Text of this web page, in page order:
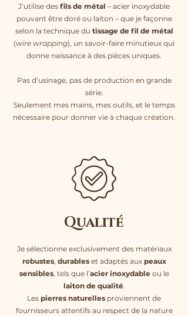
J’utilise des fils de métal – acier inoxydable
pouvant être doré ou laiton – que je façonne
selon la technique du tissage de fil de métal
(wire wrapping), un savoir-faire minutieux qui
donne naissance à des pièces uniques.
Pas d’usinage, pas de production en grande
série.
Seulement mes mains, mes outils, et le temps
nécessaire pour donner vie à chaque création.
Qualité
Je sélectionne exclusivement des matériaux
robustes, durables et adaptés aux peaux
sensibles, tels que l’acier inoxydableou le
laiton de qualité.
Les pierres naturelles proviennent de
fournisseurs attentifs au respect de la nature